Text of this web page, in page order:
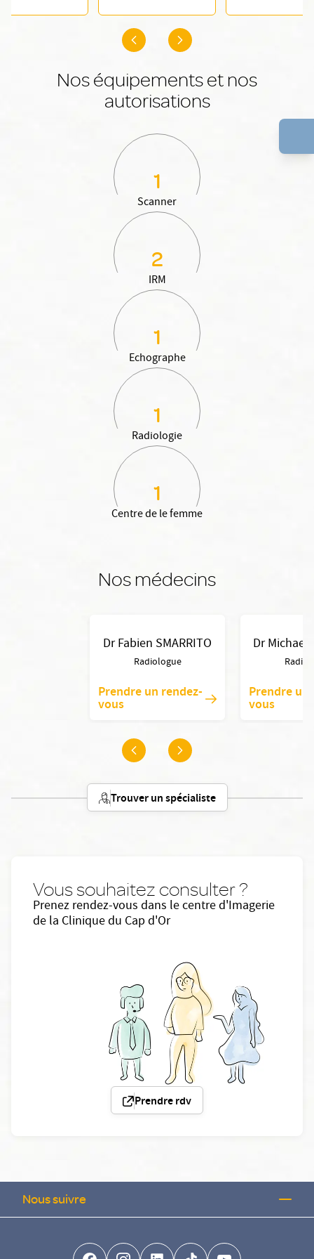
Nos équipements et nos
autorisations
1
Scanner
2
IRM
1
Echographe
1
Radiologie
1
Centre de le femme
Nos médecins
Dr Fabien SMARRITO
Radiologue
Prendre un rendez-
vous
Dr Michael
Prendre un
vous
Trouver un spécialiste
Vous souhaitez consulter ?
Prenez rendez-vous dans le centre d'Imagerie
de la Clinique du Cap d'Or
Prendre rdv
Nous suivre